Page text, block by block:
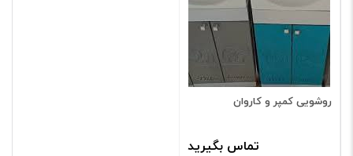
علامت‌گذاری شده‌اند*
امتیاز شما
دیدگاه شما*
روشویی کمپر و کاروان
تماس بگیرید